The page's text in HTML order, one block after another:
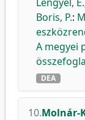
Boris, P.:
A megyei
DEA
10.Molnár-